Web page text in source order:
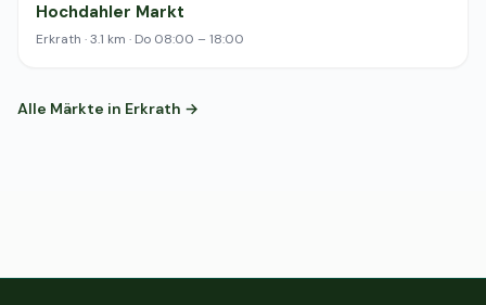
Hochdahler Markt
Erkrath · 3.1 km · Do 08:00 – 18:00
Alle Märkte in Erkrath →